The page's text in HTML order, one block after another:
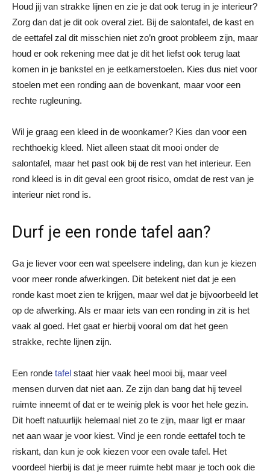
Houd jij van strakke lijnen en zie je dat ook terug in je interieur?
Zorg dan dat je dit ook overal ziet. Bij de salontafel, de kast en
de eettafel zal dit misschien niet zo’n groot probleem zijn, maar
houd er ook rekening mee dat je dit het liefst ook terug laat
komen in je bankstel en je eetkamerstoelen. Kies dus niet voor
stoelen met een ronding aan de bovenkant, maar voor een
rechte rugleuning.
Wil je graag een kleed in de woonkamer? Kies dan voor een
rechthoekig kleed. Niet alleen staat dit mooi onder de
salontafel, maar het past ook bij de rest van het interieur. Een
rond kleed is in dit geval een groot risico, omdat de rest van je
interieur niet rond is.
Durf je een ronde tafel aan?
Ga je liever voor een wat speelsere indeling, dan kun je kiezen
voor meer ronde afwerkingen. Dit betekent niet dat je een
ronde kast moet zien te krijgen, maar wel dat je bijvoorbeeld let
op de afwerking. Als er maar iets van een ronding in zit is het
vaak al goed. Het gaat er hierbij vooral om dat het geen
strakke, rechte lijnen zijn.
Een ronde tafel staat hier vaak heel mooi bij, maar veel
mensen durven dat niet aan. Ze zijn dan bang dat hij teveel
ruimte inneemt of dat er te weinig plek is voor het hele gezin.
Dit hoeft natuurlijk helemaal niet zo te zijn, maar ligt er maar
net aan waar je voor kiest. Vind je een ronde eettafel toch te
riskant, dan kun je ook kiezen voor een ovale tafel. Het
voordeel hierbij is dat je meer ruimte hebt maar je toch ook die